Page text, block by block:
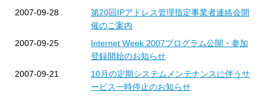
2007-09-28
第20回IPアドレス管理指定事業者連絡会開
催のご案内
2007-09-25
Internet Week 2007プログラム公開・参加
登録開始のお知らせ
2007-09-21
10月の定期システムメンテナンスに伴うサ
ービス一時停止のお知らせ